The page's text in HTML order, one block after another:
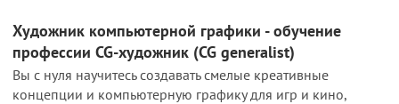
Художник компьютерной графики - обучение
профессии CG-художник (CG generalist)
Вы с нуля научитесь создавать смелые креативные
концепции и компьютерную графику для игр и кино,